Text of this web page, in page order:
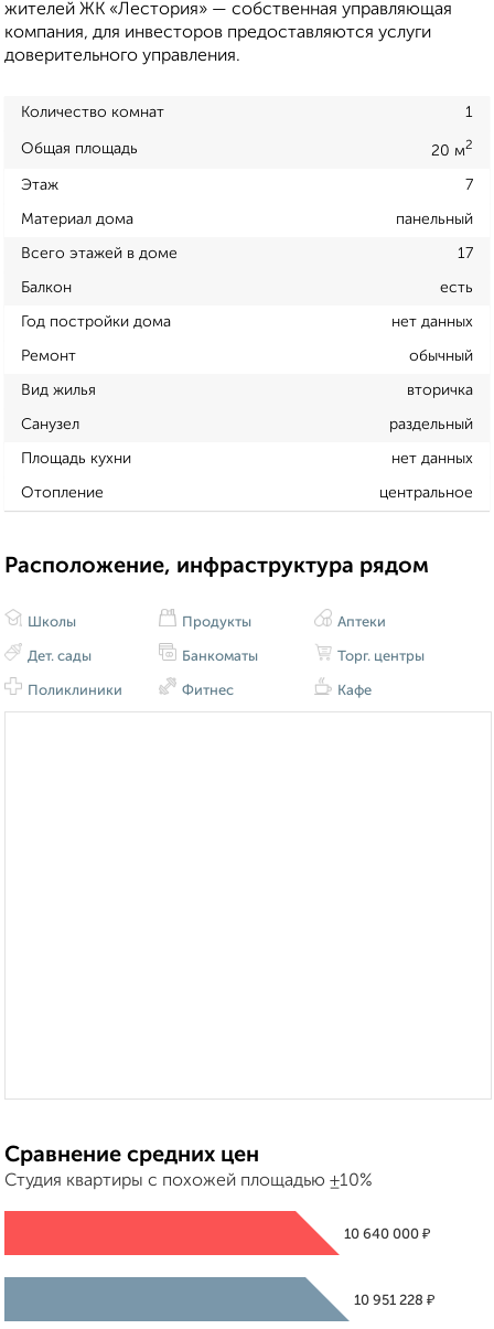
жителей ЖК «Лестория» — собственная управляющая
компания, для инвесторов предоставляются услуги
доверительного управления.
Количество комнат 1
Общая площадь 20 м2
Этаж 7
Материал дома панельный
Всего этажей в доме 17
Балкон есть
Год постройки дома нет данных
Ремонт обычный
Вид жилья вторичка
Санузел раздельный
Площадь кухни нет данных
Отопление центральное
Расположение, инфраструктура рядом
Школы
Дет. сады
Поликлиники
Продукты
Банкоматы
Фитнес
Аптеки
Торг. центры
Кафе
Сравнение средних цен
Студия квартиры с похожей площадью ±10%
10 640 000 ₽
10 951 228 ₽